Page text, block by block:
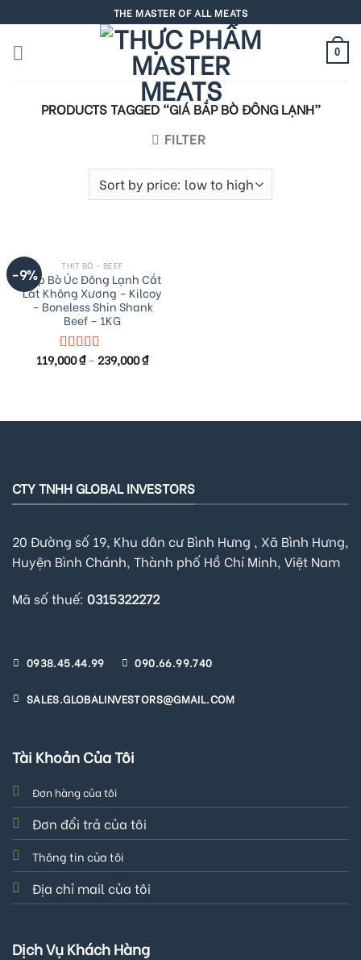
to
content
THE MASTER OF ALL MEATS
0
PRODUCTS TAGGED “GIÁ BẮP BÒ ĐÔNG LẠNH”
FILTER
-9% THỊT BÒ - BEEF
Bắp Bò Úc Đông Lạnh Cắt
Lát Không Xương – Kilcoy
– Boneless Shin Shank
Beef – 1KG
Rated5.00
119,000₫– 239,000₫
CTY TNHH GLOBAL INVESTORS
20 Đường số 19, Khu dân cư Bình Hưng , Xã Bình Hưng,
Huyện Bình Chánh, Thành phố Hồ Chí Minh, Việt Nam
Mã số thuế: 0315322272
0938.45.44.99 090.66.99.740
SALES.GLOBALINVESTORS@GMAIL.COM
Tài Khoản Của Tôi
Đơn hàng của tôi
Đơn đổi trả của tôi
Thông tin của tôi
Địa chỉ mail của tôi
Dịch Vụ Khách Hàng